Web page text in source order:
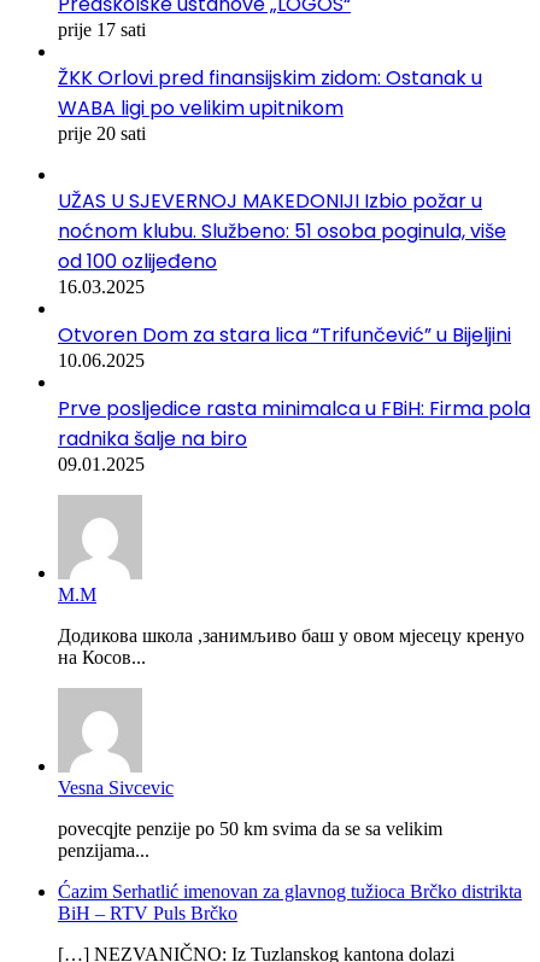
prije 17 sati
ŽKK Orlovi pred finansijskim zidom: Ostanak u
WABA ligi po velikim upitnikom
prije 20 sati
UŽAS U SJEVERNOJ MAKEDONIJI Izbio požar u
noćnom klubu. Službeno: 51 osoba poginula, više
od 100 ozlijeđeno
16.03.2025
Otvoren Dom za stara lica “Trifunčević” u Bijeljini
10.06.2025
Prve posljedice rasta minimalca u FBiH: Firma pola
radnika šalje na biro
09.01.2025
М.М
Додикова школа ,занимљиво баш у овом мјесецу кренуо
на Косов...
Vesna Sivcevic
povecqjte penzije po 50 km svima da se sa velikim
penzijama...
Ćazim Serhatlić imenovan za glavnog tužioca Brčko distrikta
BiH – RTV Puls Brčko
[…] NEZVANIČNO: Iz Tuzlanskog kantona dolazi